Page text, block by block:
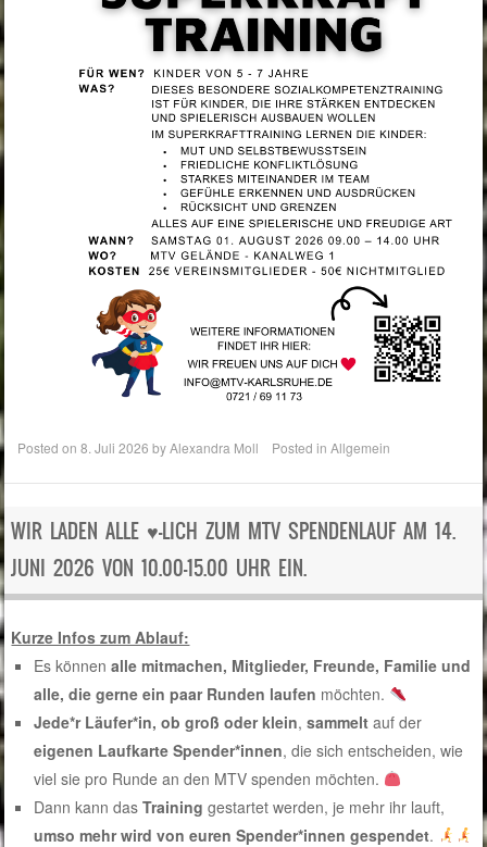
Posted on8. Juli 2026 byAlexandra Moll Posted inAllgemein
WIR LADEN ALLE ♥️-LICH ZUM MTV SPENDENLAUF AM 14.
JUNI 2026 VON 10.00-15.00 UHR EIN.
Kurze Infos zum Ablauf:
Es könnenalle mitmachen, Mitglieder, Freunde, Familie und
alle, die gerne ein paar Runden laufen möchten.
Jede*r Läufer*in, ob groß oder klein,sammeltauf der
eigenen Laufkarte Spender*innen, die sich entscheiden, wie
viel sie pro Runde an den MTV spenden möchten.
Dann kann dasTraininggestartet werden, je mehr ihr lauft,
umso mehr wird von euren Spender*innen gespendet.